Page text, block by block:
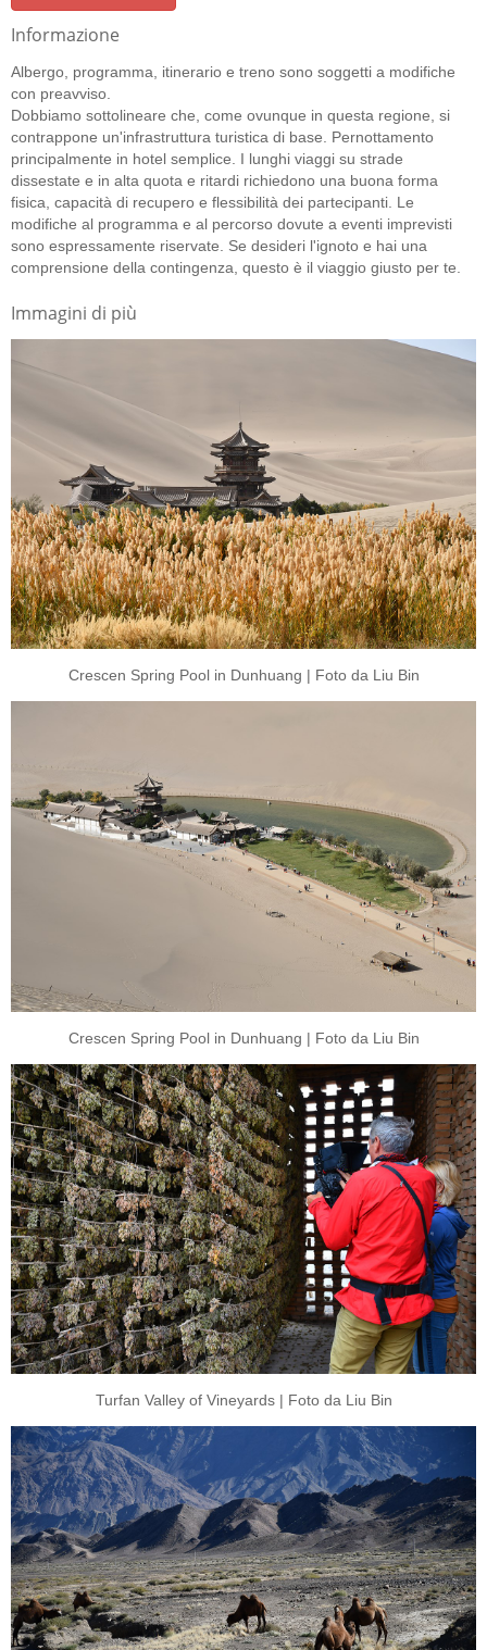
Informazione
Albergo, programma, itinerario e treno sono soggetti a modifiche
con preavviso.
Dobbiamo sottolineare che, come ovunque in questa regione, si
contrappone un'infrastruttura turistica di base. Pernottamento
principalmente in hotel semplice. I lunghi viaggi su strade
dissestate e in alta quota e ritardi richiedono una buona forma
fisica, capacità di recupero e flessibilità dei partecipanti. Le
modifiche al programma e al percorso dovute a eventi imprevisti
sono espressamente riservate. Se desideri l'ignoto e hai una
comprensione della contingenza, questo è il viaggio giusto per te.
Immagini di più
Crescen Spring Pool in Dunhuang | Foto da Liu Bin
Crescen Spring Pool in Dunhuang | Foto da Liu Bin
Turfan Valley of Vineyards | Foto da Liu Bin